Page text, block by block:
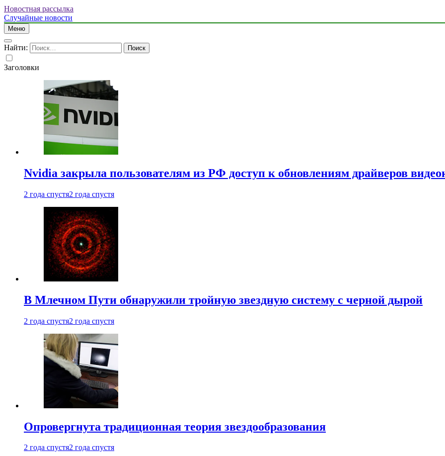
Новостная рассылка
Случайные новости
Меню
Найти:
Заголовки
Nvidia закрыла пользователям из РФ доступ к обновлениям драйверов
2 года спустя2 года спустя
В Млечном Пути обнаружили тройную звездную систему с черной дырой
2 года спустя2 года спустя
Опровергнута традиционная теория звездообразования
2 года спустя2 года спустя